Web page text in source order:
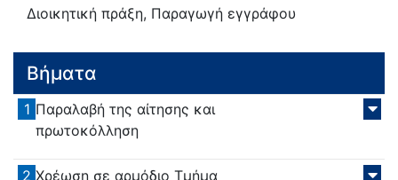
Διοικητική πράξη, Παραγωγή εγγράφου
Βήματα
1 Παραλαβή της αίτησης και
πρωτοκόλληση
2 Χρέωση σε αρμόδιο Τμήμα